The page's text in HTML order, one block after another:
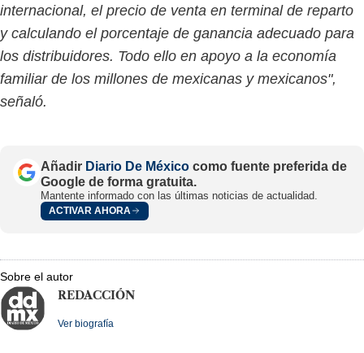
internacional, el precio de venta en terminal de reparto
y calculando el porcentaje de ganancia adecuado para
los distribuidores. Todo ello en apoyo a la economía
familiar de los millones de mexicanas y mexicanos",
señaló.
Añadir Diario De México como fuente preferida de
Google de forma gratuita.
Mantente informado con las últimas noticias de actualidad.
ACTIVAR AHORA
Sobre el autor
REDACCIÓN
Ver biografía